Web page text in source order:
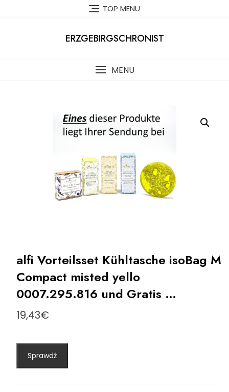
TOP MENU
ERZGEBIRGSCHRONIST
MENU
alfi Vorteilsset Kühltasche isoBag M
Compact misted yello
0007.295.816 und Gratis …
19,43€
Sprawdź